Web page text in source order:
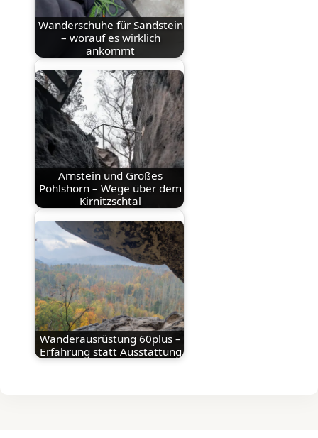
Wanderschuhe für Sandstein
– worauf es wirklich
ankommt
Arnstein und Großes
Pohlshorn – Wege über dem
Kirnitzschtal
Wanderausrüstung 60plus –
Erfahrung statt Ausstattung